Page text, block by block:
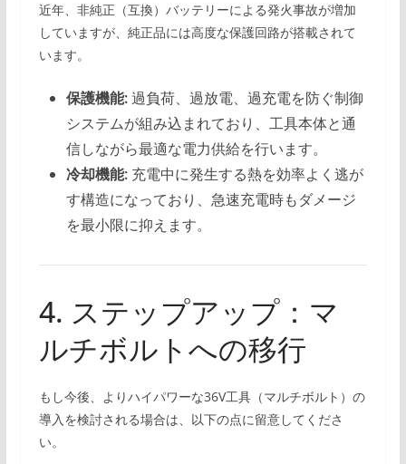
近年、非純正（互換）バッテリーによる発火事故が増加
していますが、純正品には高度な保護回路が搭載されて
います。
保護機能:過負荷、過放電、過充電を防ぐ制御
システムが組み込まれており、工具本体と通
信しながら最適な電力供給を行います。
冷却機能:充電中に発生する熱を効率よく逃が
す構造になっており、急速充電時もダメージ
を最小限に抑えます。
4. ステップアップ：マ
ルチボルトへの移行
もし今後、よりハイパワーな36V工具（マルチボルト）の
導入を検討される場合は、以下の点に留意してくださ
い。